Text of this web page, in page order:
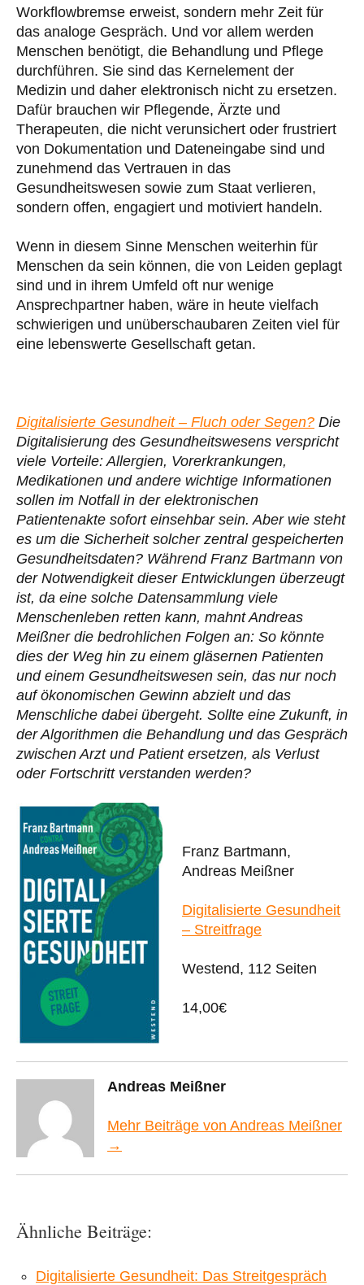
Workflowbremse erweist, sondern mehr Zeit für
das analoge Gespräch. Und vor allem werden
Menschen benötigt, die Behandlung und Pflege
durchführen. Sie sind das Kernelement der
Medizin und daher elektronisch nicht zu ersetzen.
Dafür brauchen wir Pflegende, Ärzte und
Therapeuten, die nicht verunsichert oder frustriert
von Dokumentation und Dateneingabe sind und
zunehmend das Vertrauen in das
Gesundheitswesen sowie zum Staat verlieren,
sondern offen, engagiert und motiviert handeln.
Wenn in diesem Sinne Menschen weiterhin für
Menschen da sein können, die von Leiden geplagt
sind und in ihrem Umfeld oft nur wenige
Ansprechpartner haben, wäre in heute vielfach
schwierigen und unüberschaubaren Zeiten viel für
eine lebenswerte Gesellschaft getan.
Digitalisierte Gesundheit – Fluch oder Segen? Die
Digitalisierung des Gesundheitswesens verspricht
viele Vorteile: Allergien, Vorerkrankungen,
Medikationen und andere wichtige Informationen
sollen im Notfall in der elektronischen
Patientenakte sofort einsehbar sein. Aber wie steht
es um die Sicherheit solcher zentral gespeicherten
Gesundheitsdaten? Während Franz Bartmann von
der Notwendigkeit dieser Entwicklungen überzeugt
ist, da eine solche Datensammlung viele
Menschenleben retten kann, mahnt Andreas
Meißner die bedrohlichen Folgen an: So könnte
dies der Weg hin zu einem gläsernen Patienten
und einem Gesundheitswesen sein, das nur noch
auf ökonomischen Gewinn abzielt und das
Menschliche dabei übergeht. Sollte eine Zukunft, in
der Algorithmen die Behandlung und das Gespräch
zwischen Arzt und Patient ersetzen, als Verlust
oder Fortschritt verstanden werden?
Franz Bartmann,
Andreas Meißner
Digitalisierte Gesundheit
– Streitfrage
Westend, 112 Seiten
14,00€
Andreas Meißner
Mehr Beiträge von Andreas Meißner
→
Ähnliche Beiträge:
Digitalisierte Gesundheit: Das Streitgespräch